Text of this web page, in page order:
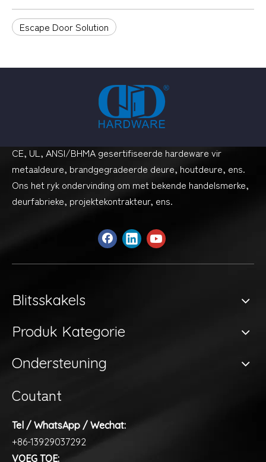
Escape Door Solution
CE, UL, ANSI/BHMA gesertifiseerde hardeware vir
metaaldeure, brandgegradeerde deure, houtdeure, ens.
Ons het ryk ondervinding om met bekende handelsmerke,
deurfabrieke, projektekontrakteur, ens.
Blitsskakels
Produk Kategorie
Ondersteuning
Coutant
Tel / WhatsApp / Wechat:
+86-13929037292
VOEG TOE: